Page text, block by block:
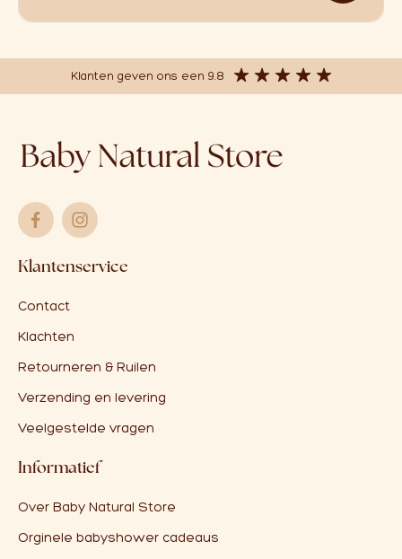
Klanten geven ons een 9.8
Klantenservice
Contact
Klachten
Retourneren & Ruilen
Verzending en levering
Veelgestelde vragen
Informatief
Over Baby Natural Store
Orginele babyshower cadeaus